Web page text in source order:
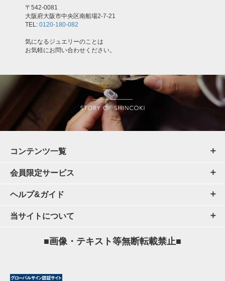
〒542-0081
大阪府大阪市中央区南船場2-7-21
TEL: 0120-180-082
気になるジュエリーのことは
お気軽にお問い合わせください。
コンテンツ一覧
会員限定サービス
ヘルプ&ガイド
当サイトについて
■画像・テキスト等無断転載禁止■